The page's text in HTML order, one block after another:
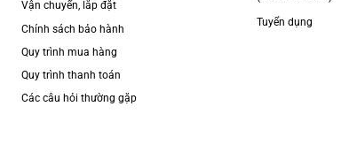
Vận chuyển, lắp đặt
Chính sách bảo hành
Quy trình mua hàng
Quy trình thanh toán
Các câu hỏi thường gặp
Tuyển dụng